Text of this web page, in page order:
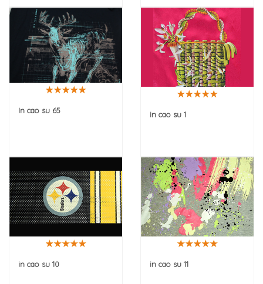
In cao su 65 in cao su 1
in cao su 10 in cao su 11